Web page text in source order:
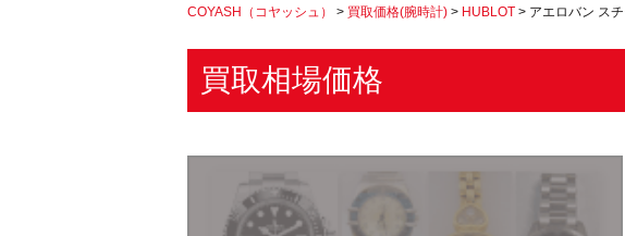
COYASH（コヤッシュ） > 買取価格(腕時計) > HUBLOT > アエロバン ス
買取相場価格